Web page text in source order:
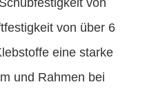
von
von über 6
eine starke
und Rahmen bei